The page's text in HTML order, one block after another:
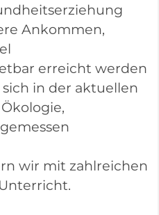
Ankommen,
erreicht werden
in der aktuellen
wir mit zahlreichen